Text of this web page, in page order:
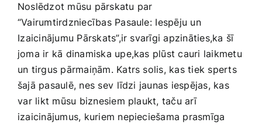
Noslēdzot mūsu pārskatu ⁣par‌
“Vairumtirdzniecības Pasaule:⁣ Iespēju​ un
⁣Izaicinājumu Pārskats”,ir ‌svarīgi apzināties,ka šī
joma ir kā​ dinamiska upe,kas plūst cauri laikmetu
un tirgus pārmaiņām. Katrs solis, kas tiek sperts‌
šajā pasaulē, nes sev ⁤līdzi jaunas ‍iespējas, kas
⁤var likt mūsu‍ biznesiem plaukt, taču arī​
izaicinājumus, kuriem nepieciešama prasmīga